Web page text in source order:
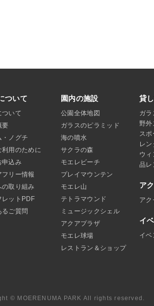
ついて
ついて
要
・ノグチ
利用のために
申込み
フリー情報
の取り組み
レットPDF
るご質問
園内の施設
公園全体地図
ガラスのピラミッド
海の噴水
サクラの森
モエレビーチ
プレイマウンテン
モエレ山
テトラマウンド
ミュージックシェル
アクアプラザ
モエレ球場
レストラン＆ショップ
貸
ガラ
野外
スポ
レ
ウィ
品レ
ア
ア
イ
イベ
© MOERENUMA PARK All rights reserved.